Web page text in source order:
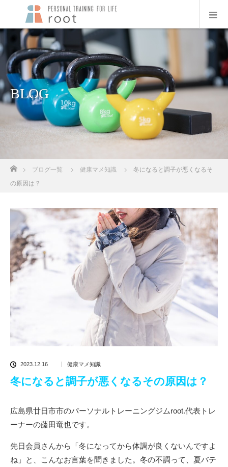
BLOG
ブログ一覧 健康マメ知識
冬になると調子が悪くなるそ
の原因は？
2023.12.16 健康マメ知識
冬になると調子が悪くなるその原因は？
広島県廿日市市のパーソナルトレーニングジムroot.代表トレ
ーナーの藤田竜也です。
先日会員さんから「冬になってから体調が良くないんですよ
ね」と、こんなお言葉を聞きました。冬の不調って、夏バテ